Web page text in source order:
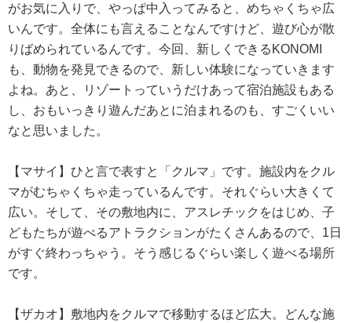
がお気に入りで、やっぱ中入ってみると、めちゃくちゃ広
いんです。全体にも言えることなんですけど、遊び心が散
りばめられているんです。今回、新しくできるKONOMI
も、動物を発見できるので、新しい体験になっていきます
よね。あと、リゾートっていうだけあって宿泊施設もある
し、おもいっきり遊んだあとに泊まれるのも、すごくいい
なと思いました。
【マサイ】ひと言で表すと「クルマ」です。施設内をクル
マがむちゃくちゃ走っているんです。それぐらい大きくて
広い。そして、その敷地内に、アスレチックをはじめ、子
どもたちが遊べるアトラクションがたくさんあるので、1日
がすぐ終わっちゃう。そう感じるぐらい楽しく遊べる場所
です。
【ザカオ】敷地内をクルマで移動するほど広大。どんな施